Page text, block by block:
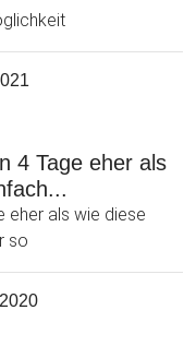
4 Tage eher als
eher als wie diese
so